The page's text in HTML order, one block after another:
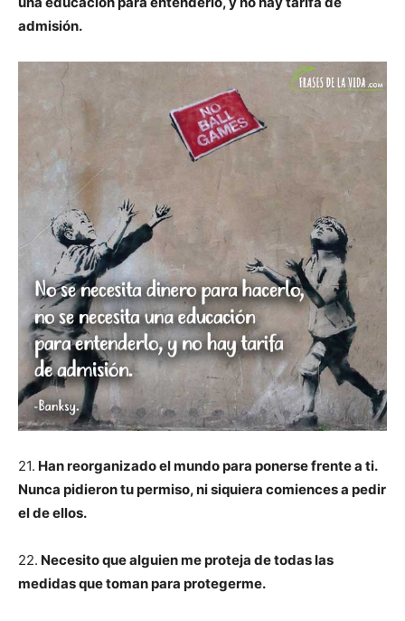
admisión.
21. Han reorganizado el mundo para ponerse frente a ti.
Nunca pidieron tu permiso, ni siquiera comiences a pedir
el de ellos.
22. Necesito que alguien me proteja de todas las
medidas que toman para protegerme.